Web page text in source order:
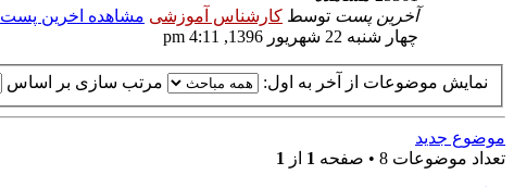
آخرین پست توسط کارشناس آموزشی مشاهده اخرین پست
چهار شنبه 22 شهریور 1396, 4:11 pm
نمایش موضوعات از آخر به اول: مرتب سازی بر اساس
موضوع جدید
تعداد موضوعات 8 • صفحه
1 از 1